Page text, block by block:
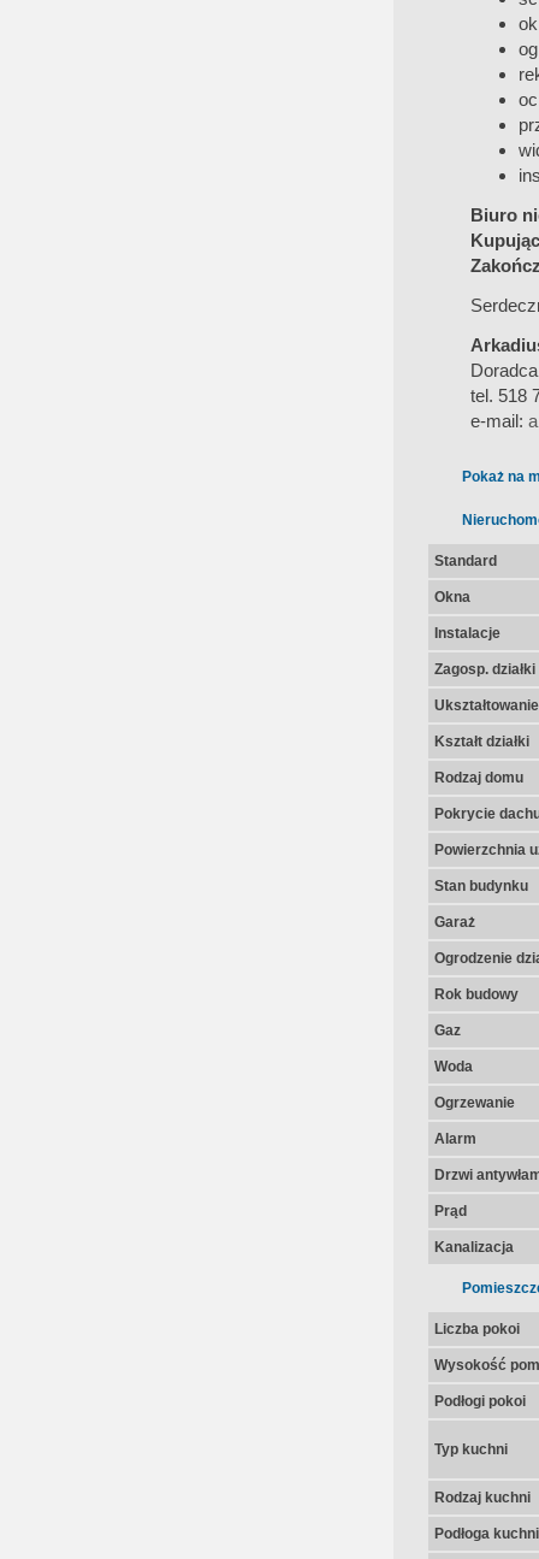
Biuro
tel. 518
e-mail:
Pokaż na
Standard
Okna
Instalacje
Zagosp. działki
Kształt działki
Rodzaj domu
Pokrycie
Powierzchnia
Stan budynku
Garaż
Ogrodzenie
Rok budowy
Gaz
Woda
Ogrzewanie
Alarm
Drzwi
Prąd
Kanalizacja
Liczba pokoi
Wysokość
Podłogi pokoi
Typ kuchni
Rodzaj kuchni
Podłoga kuchni